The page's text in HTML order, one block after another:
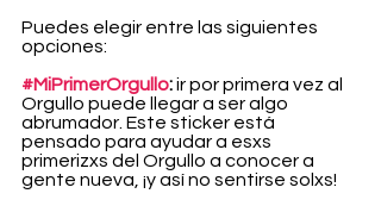
Puedes elegir entre las siguientes
opciones:
#MiPrimerOrgullo: ir por primera vez al
Orgullo puede llegar a ser algo
abrumador. Este sticker está
pensado para ayudar a esxs
primerizxs del Orgullo a conocer a
gente nueva, ¡y así no sentirse solxs!